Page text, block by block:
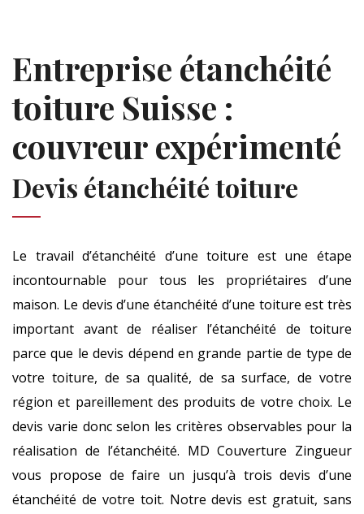
Entreprise étanchéité
toiture Suisse :
couvreur expérimenté
Devis étanchéité toiture
Le travail d’étanchéité d’une toiture est une étape
incontournable pour tous les propriétaires d’une
maison. Le devis d’une étanchéité d’une toiture est très
important avant de réaliser l’étanchéité de toiture
parce que le devis dépend en grande partie de type de
votre toiture, de sa qualité, de sa surface, de votre
région et pareillement des produits de votre choix. Le
devis varie donc selon les critères observables pour la
réalisation de l’étanchéité. MD Couverture Zingueur
vous propose de faire un jusqu’à trois devis d’une
étanchéité de votre toit. Notre devis est gratuit, sans